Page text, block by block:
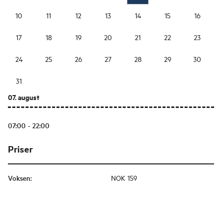
10 11 12 13 14 15 16
17 18 19 20 21 22 23
24 25 26 27 28 29 30
31
07. august
07:00 - 22:00
Priser
Voksen: NOK 159